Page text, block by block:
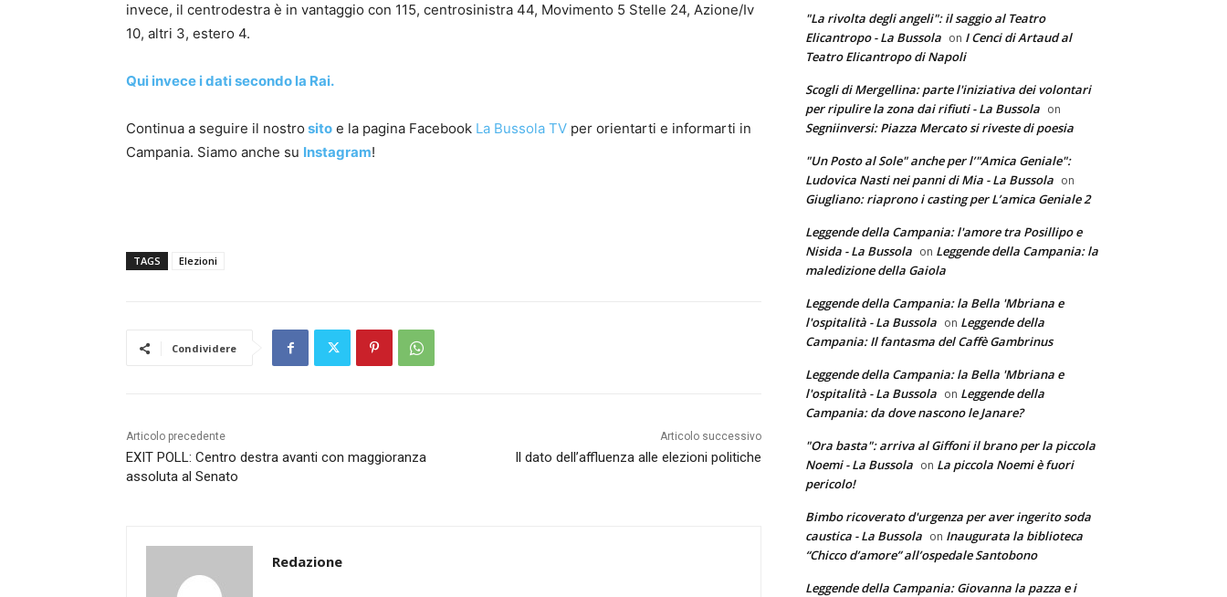
invece, il centrodestra è in vantaggio con 115, centrosinistra 44, Movimento 5 Stelle 24, Azione/Iv
10, altri 3, estero 4.
Qui invece i dati secondo la Rai.
Continua a seguire il nostro sito e la pagina Facebook La Bussola TV per orientarti e informarti in
Campania. Siamo anche su Instagram!
TAGS Elezioni
Condividere
Articolo precedente
EXIT POLL: Centro destra avanti con maggioranza
assoluta al Senato
Articolo successivo
Il dato dell’affluenza alle elezioni politiche
Redazione
"La rivolta degli angeli": il saggio al Teatro
Elicantropo - La Bussola on I Cenci di Artaud al
Teatro Elicantropo di Napoli
Scogli di Mergellina: parte l'iniziativa dei volontari
per ripulire la zona dai rifiuti - La Bussola on
Segniinversi: Piazza Mercato si riveste di poesia
"Un Posto al Sole" anche per l’"Amica Geniale":
Ludovica Nasti nei panni di Mia - La Bussola on
Giugliano: riaprono i casting per L’amica Geniale 2
Leggende della Campania: l'amore tra Posillipo e
Nisida - La Bussola on Leggende della Campania: la
maledizione della Gaiola
Leggende della Campania: la Bella 'Mbriana e
l'ospitalità - La Bussola on Leggende della
Campania: Il fantasma del Caffè Gambrinus
Leggende della Campania: la Bella 'Mbriana e
l'ospitalità - La Bussola on Leggende della
Campania: da dove nascono le Janare?
"Ora basta": arriva al Giffoni il brano per la piccola
Noemi - La Bussola on La piccola Noemi è fuori
pericolo!
Bimbo ricoverato d'urgenza per aver ingerito soda
caustica - La Bussola on Inaugurata la biblioteca
“Chicco d’amore” all’ospedale Santobono
Leggende della Campania: Giovanna la pazza e i